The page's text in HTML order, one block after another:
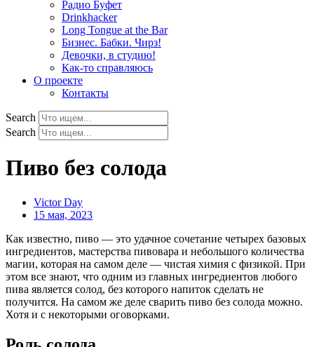
Радио Буфет
Drinkhacker
Long Tongue at the Bar
Бизнес. Бабки. Чирз!
Девочки, в студию!
Как-то справляюсь
О проекте
Контакты
Search
Search
​​Пиво без солода
Victor Day
15 мая, 2023
Как известно, пиво — это удачное сочетание четырех базовых
ингредиентов, мастерства пивовара и небольшого количества
магии, которая на самом деле — чистая химия с физикой. При
этом все знают, что одним из главных ингредиентов любого
пива является солод, без которого напиток сделать не
получится. На самом же деле сварить пиво без солода можно.
Хотя и с некоторыми оговорками.